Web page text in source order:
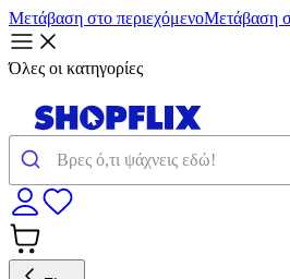
Μετάβαση στο περιεχόμενοΜετάβαση
Όλες οι κατηγορίες